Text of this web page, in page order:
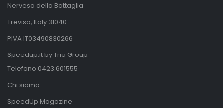
Nervesa della Battaglia
Treviso, Italy 31040
PIVA IT03490830266
Speedup.it by Trio Group
Telefono 0423.601555
Chi siamo
SpeedUp Magazine